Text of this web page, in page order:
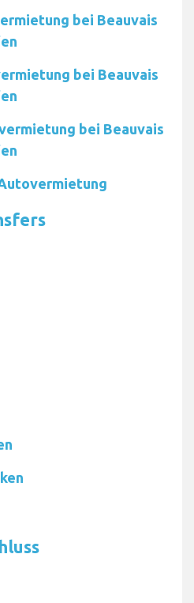
bei Beauvais
bei Beauvais
bei Beauvais